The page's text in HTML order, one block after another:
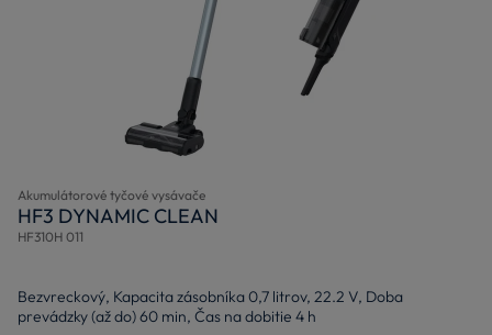
Akumulátorové tyčové vysávače
HF3 DYNAMIC CLEAN
HF310H 011
Bezvreckový, Kapacita zásobníka 0,7 litrov, 22.2 V, Doba
prevádzky (až do) 60 min, Čas na dobitie 4 h